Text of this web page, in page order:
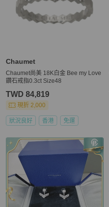
Chaumet
Chaumet尚美 18K白金 Bee my Love
鑽石戒指0.3ct Size48
TWD 84,819
現折 2,000
狀況良好 香港 免運